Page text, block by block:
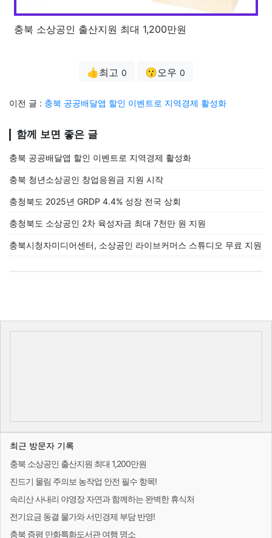
충북 소상공인 출산지원 최대 1,200만원
👍최고 0 😗오우 0
이전 글 : 충북 공공배달앱 할인 이벤트로 지역경제 활성화
함께 보면 좋은 글
충북 공공배달앱 할인 이벤트로 지역경제 활성화
충북 청년소상공인 창업응원금 지원 시작
충청북도 2025년 GRDP 4.4% 성장 전국 상회
충청북도 소상공인 2차 육성자금 최대 7천만 원 지원
충북시청자미디어센터, 소상공인 라이브커머스 스튜디오 무료 지원
최근 방문자 기록
충북 소상공인 출산지원 최대 1,200만원
진드기 물림 주의보 농작업 안전 필수 항목!
속리산 사내리 야영장 자연과 함께하는 완벽한 휴식처
전기요금 동결 물가와 서민경제 부담 반영!
충북 증평 만화특화도서관 여행 명소